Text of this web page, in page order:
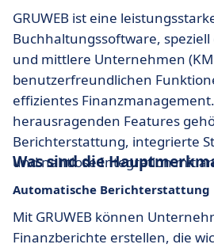
GRUWEB ist eine
Buchhaltungssoftware,
und mittlere Unternehmen
benutzerfreundlichen
effizientes
herausragenden Features
Berichterstattung, integrierte
und nahtlose Integration mit
Was sind die
Automatische Berichterstattung
Mit GRUWEB können
Finanzberichte erstellen, die